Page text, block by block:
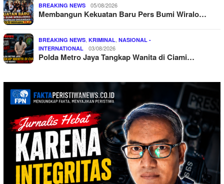
BREAKING NEWS 05/08/2026
Membangun Kekuatan Baru Pers Bumi Wiralo…
BREAKING NEWS KRIMINAL NASIONAL -
INTERNATIONAL
03/08/2026
Polda Metro Jaya Tangkap Wanita di Ciami…